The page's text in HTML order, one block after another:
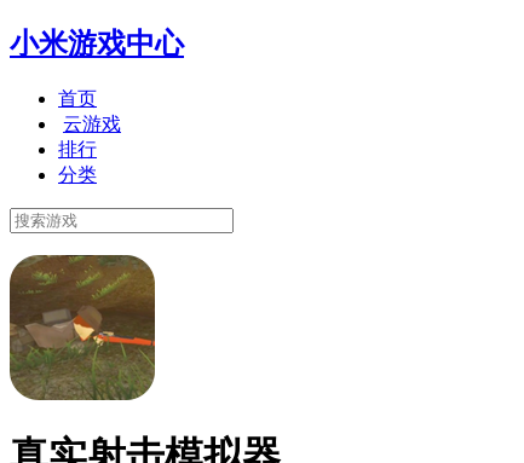
小米游戏中心
首页
云游戏
排行
分类